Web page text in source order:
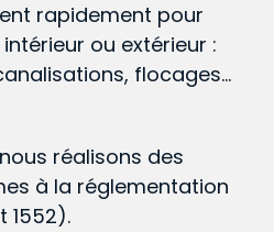
rapidement pour
ou extérieur :
flocages…
réalisons des
à la réglementation
1552).